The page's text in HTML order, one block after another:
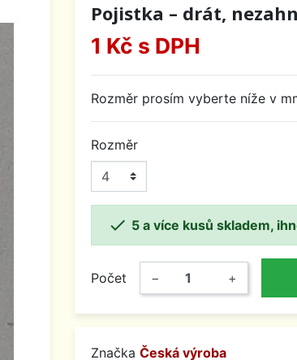
Pojistka – drát,
1 Kč s DPH
Rozměr prosím vyberte níže v
Rozměr
 5 a více kusů skladem,
Počet − +
Značka Česká výroba